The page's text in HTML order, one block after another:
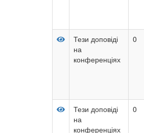
Тези доповіді
на
конференціях
0
Тези доповіді
на
конференціях
0